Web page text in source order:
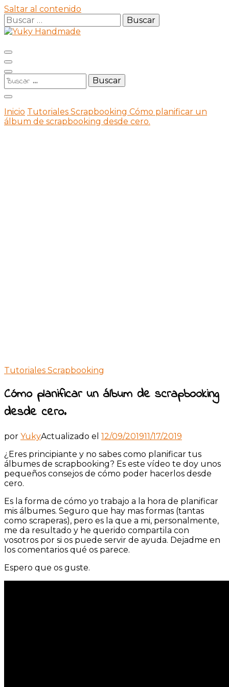
Saltar al contenido
Buscar:
Yuky
Scrapbooking y manualidades.
Buscar:
Inicio Tutoriales Scrapbooking Cómo planificar un
álbum de scrapbooking desde cero.
Tutoriales Scrapbooking
Cómo planificar un álbum de scrapbooking
desde cero.
por YukyActualizado el 12/09/201911/17/2019
¿Eres principiante y no sabes como planificar tus
álbumes de scrapbooking? Es este vídeo te doy unos
pequeños consejos de cómo poder hacerlos desde
cero.
Es la forma de cómo yo trabajo a la hora de planificar
mis álbumes. Seguro que hay mas formas (tantas
como scraperas), pero es la que a mi, personalmente,
me da resultado y he querido compartila con
vosotros por si os puede servir de ayuda. Dejadme en
los comentarios qué os parece.
Espero que os guste.